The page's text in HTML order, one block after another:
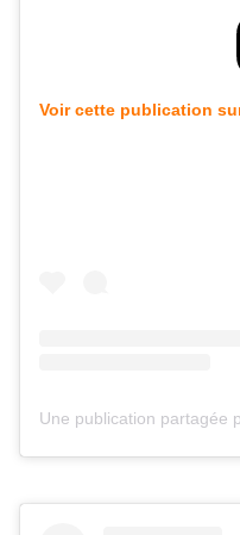
Voir cette publication